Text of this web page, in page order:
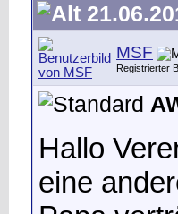
MSF
Registrierter
Hallo
eine